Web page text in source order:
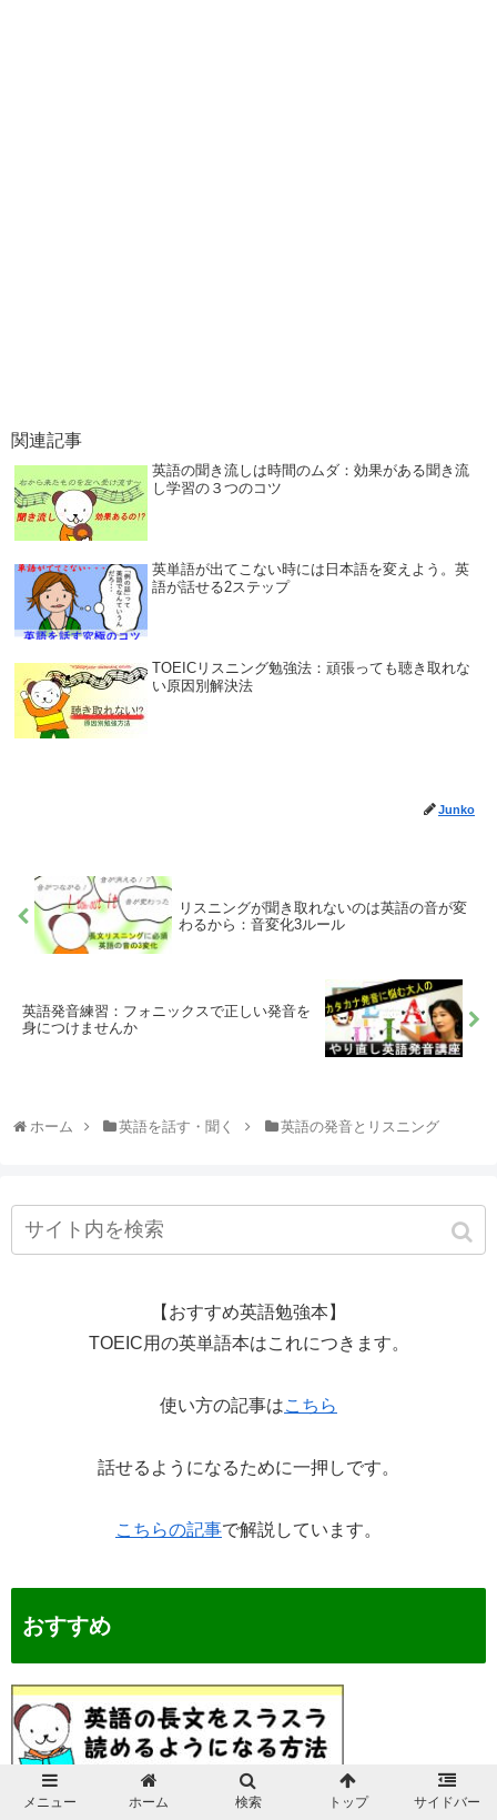
関連記事
英語の聞き流しは時間のムダ：効果がある聞き流
し学習の３つのコツ
英単語が出てこない時には日本語を変えよう。英
語が話せる2ステップ
TOEICリスニング勉強法：頑張っても聴き取れな
い原因別解決法
Junko
リスニングが聞き取れないのは英語の音が変
わるから：音変化3ルール
英語発音練習：フォニックスで正しい発音を
身につけませんか
ホーム 英語を話す・聞く 英語の発音とリスニング
【おすすめ英語勉強本】
TOEIC用の英単語本はこれにつきます。
使い方の記事はこちら
話せるようになるために一押しです。
こちらの記事で解説しています。
おすすめ
メニュー ホーム 検索 トップ サイドバー